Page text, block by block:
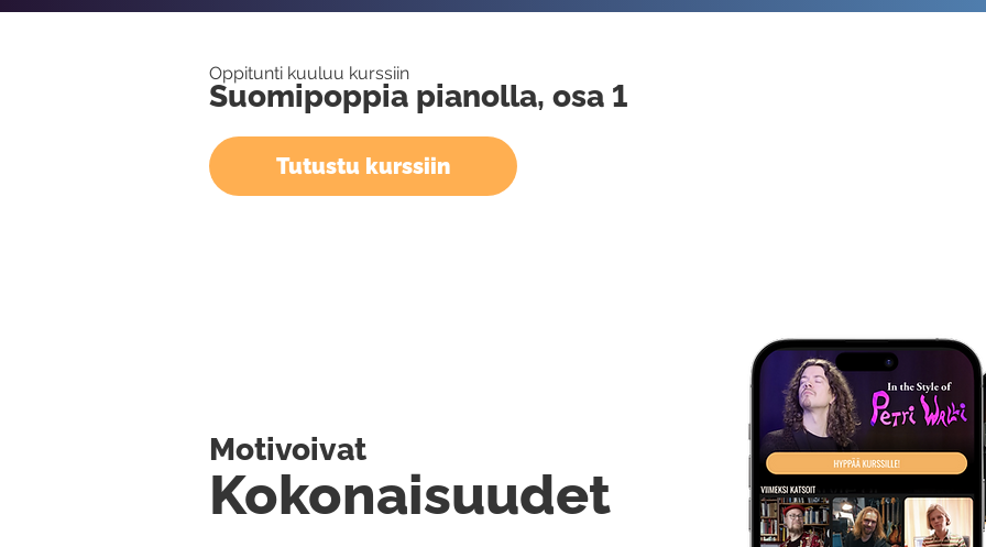
Oppitunti kuuluu kurssiin
Suomipoppia pianolla, osa 1
Tutustu kurssiin
Kokonaisuudet
Motivoivat